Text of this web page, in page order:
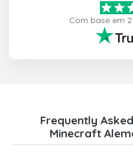
Com base em
Frequently
Minecraft